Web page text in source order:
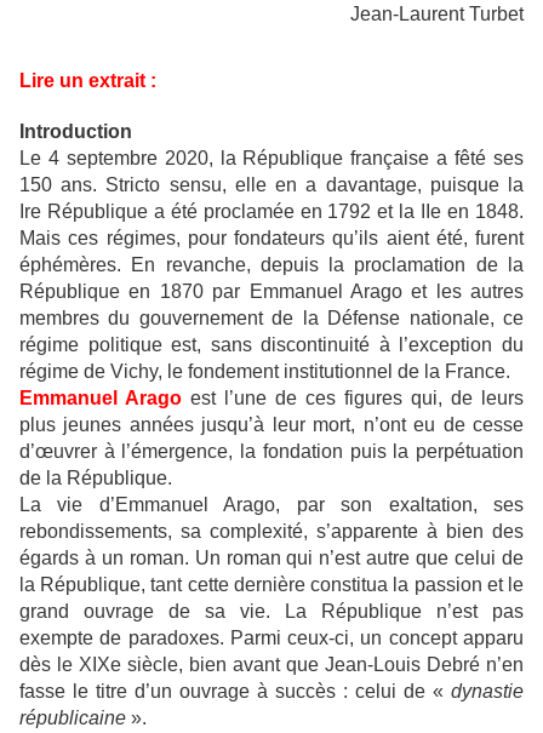
Jean-Laurent Turbet
Lire un extrait :
Introduction
Le 4 septembre 2020, la République française a fêté ses
150 ans. Stricto sensu, elle en a davantage, puisque la
Ire République a été proclamée en 1792 et la IIe en 1848.
Mais ces régimes, pour fondateurs qu’ils aient été, furent
éphémères. En revanche, depuis la proclamation de la
République en 1870 par Emmanuel Arago et les autres
membres du gouvernement de la Défense nationale, ce
régime politique est, sans discontinuité à l’exception du
régime de Vichy, le fondement institutionnel de la France.
Emmanuel Arago est l’une de ces figures qui, de leurs
plus jeunes années jusqu’à leur mort, n’ont eu de cesse
d’œuvrer à l’émergence, la fondation puis la perpétuation
de la République.
La vie d’Emmanuel Arago, par son exaltation, ses
rebondissements, sa complexité, s’apparente à bien des
égards à un roman. Un roman qui n’est autre que celui de
la République, tant cette dernière constitua la passion et le
grand ouvrage de sa vie. La République n’est pas
exempte de paradoxes. Parmi ceux-ci, un concept apparu
dès le XIXe siècle, bien avant que Jean-Louis Debré n’en
fasse le titre d’un ouvrage à succès : celui de « dynastie
républicaine ».